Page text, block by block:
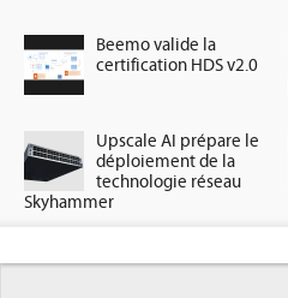
Beemo valide la
certification HDS v2.0
Upscale AI prépare le
déploiement de la
technologie réseau
Skyhammer